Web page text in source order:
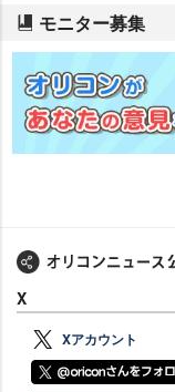
モニター募集
X
Xアカウント